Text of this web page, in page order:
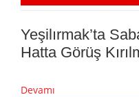
Yeşilırmak’ta
Hatta Görüş
Devamı